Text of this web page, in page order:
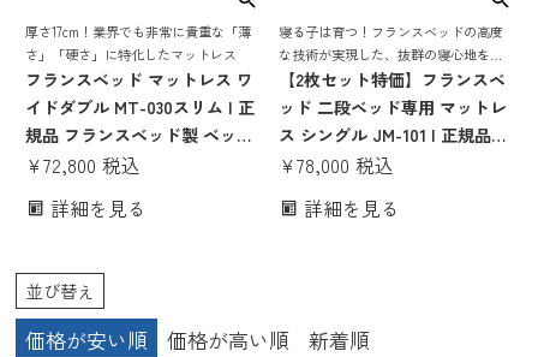
厚さ17cm！業界でも非常に貴重な「薄
さ」「硬さ」に特化したマットレス
フランスベッド マットレス ワ
イドダブル MT-030スリム | 正
規品 フランスベッド製 ベッド
ワイドダブルマットレス ワイ
レス かたい かため 硬め 腰痛
密度連続スプリング 抗菌 防ダ
ニ
¥72,800 税込
詳細を見る
寝る子は育つ！フランスベッドの高度
な技術が実現した、抜群の寝心地を誇
る二段ベッド専用マットレス
【2枚セット特価】フランスベ
ッド 二段ベッド専用 マットレ
ス シングル JM-101 | 正規品
フランスベッド製 二段ベッド
ングルベッド ベッドマットレ
¥78,000 税込
詳細を見る
並び替え
価格が安い順 価格が高い順 新着順